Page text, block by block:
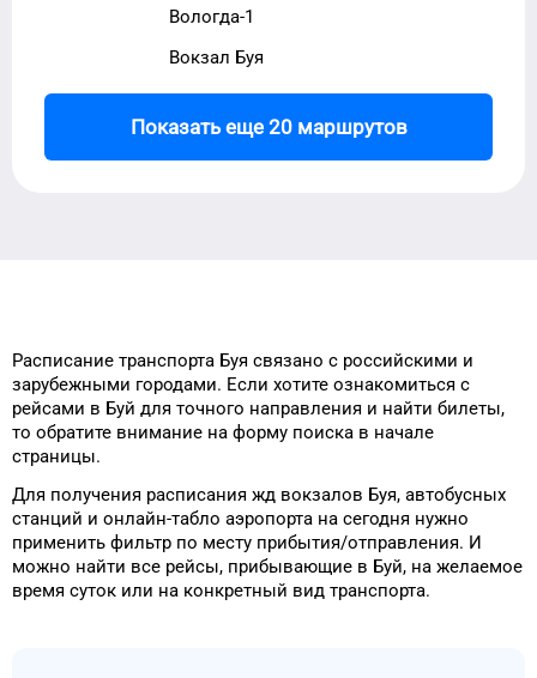
Вологда-1
Вокзал Буя
Показать еще 20 маршрутов
Расписание транспорта Буя связано с российскими и
зарубежными городами. Если хотите ознакомиться с
рейсами в Буй для точного направления и найти билеты,
то обратите внимание на форму поиска в начале
страницы.
Для получения расписания жд вокзалов Буя, автобусных
станций и онлайн-табло аэропорта на сегодня нужно
применить фильтр по месту прибытия/отправления. И
можно найти все рейсы, прибывающие в Буй, на желаемое
время суток или на конкретный вид транспорта.